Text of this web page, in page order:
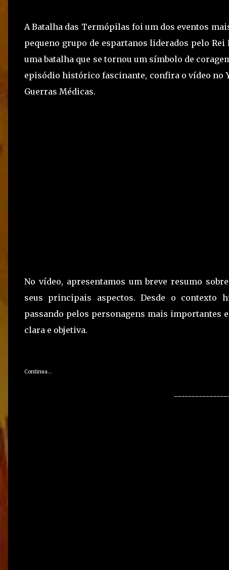
A Batalha das Termópilas foi um dos eventos
pequeno grupo de espartanos liderados pelo
uma batalha que se tornou um símbolo de
episódio histórico fascinante, confira o vídeo no
Guerras Médicas.
No vídeo, apresentamos um breve resumo
seus principais aspectos. Desde o contexto
passando pelos personagens mais importantes
clara e objetiva.
Continua...